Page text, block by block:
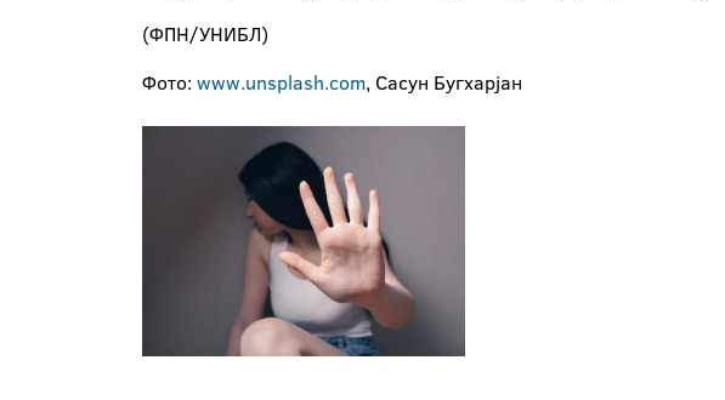
(ФПН/УНИБЛ)
Фото: www.unsplash.com, Сасун Бугхарјан